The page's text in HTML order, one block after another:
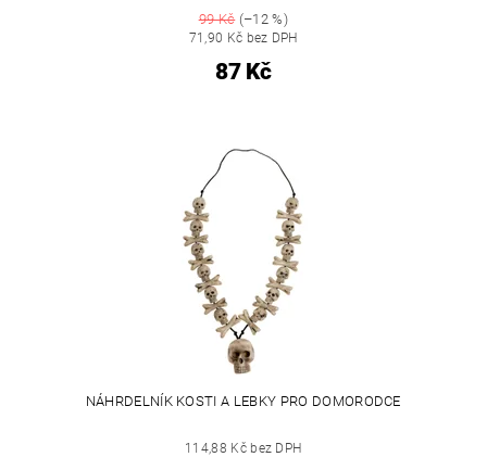
99 Kč(–12 %)
71,90 Kč bez DPH
87 Kč
NÁHRDELNÍK KOSTI A LEBKY PRO DOMORODCE
114,88 Kč bez DPH